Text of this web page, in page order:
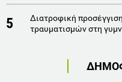
5
Διατροφική
τραυματισμών στη